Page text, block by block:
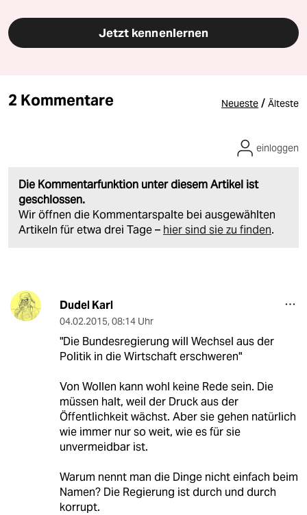
Jetzt kennenlernen
2 Kommentare Neueste / Älteste
Die Kommentarfunktion unter diesem Artikel ist
geschlossen.
Wir öffnen die Kommentarspalte bei ausgewählten
Artikeln für etwa drei Tage – hier sind sie zu finden.
einloggen
Dudel Karl
04.02.2015, 08:14 Uhr
"Die Bundesregierung will Wechsel aus der
Politik in die Wirtschaft erschweren"
Von Wollen kann wohl keine Rede sein. Die
müssen halt, weil der Druck aus der
Öffentlichkeit wächst. Aber sie gehen natürlich
wie immer nur so weit, wie es für sie
unvermeidbar ist.
Warum nennt man die Dinge nicht einfach beim
Namen? Die Regierung ist durch und durch
korrupt.